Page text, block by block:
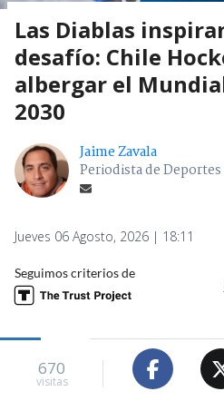
Las Diablas
desafío: Chile
albergar el
2030
Jaime Zavala
Periodista de
Jueves 06 Agosto, 2026 | 18:11
Seguimos criterios de
670
visitas